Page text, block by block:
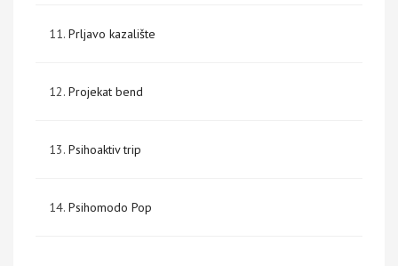
11. Prljavo kazalište
12. Projekat bend
13. Psihoaktiv trip
14. Psihomodo Pop